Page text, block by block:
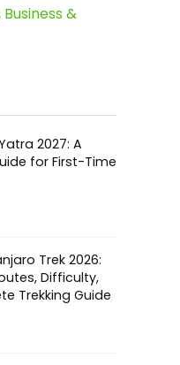
&
2027: A
for First-Time
Trek 2026:
Difficulty,
Trekking Guide